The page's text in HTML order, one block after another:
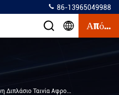
86-13965049988
Απόσπασμα
Διπλάσιο Ταινία Αφρού